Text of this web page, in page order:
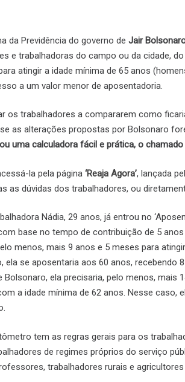
da Previdência do governo deJair
e trabalhadoras do campo ou da cidade,
atingir a idade mínima de 65 anos
a um valor menor de aposentadoria.
os trabalhadores a compararem como
as alterações propostas por Bolsonaro
uma calculadora fácil e prática, o chamado
la pela página‘Reaja Agora’, lançada
as dúvidas dos trabalhadores, ou
Nádia, 29 anos, já entrou no
base no tempo de contribuição de 5
menos, mais 9 anos e 5 meses para
ela se aposentaria aos 60 anos, recebendo
Bolsonaro, ela precisaria, pelo menos, mais
a idade mínima de 62 anos. Nesse caso,
tem as regras gerais para os
de regimes próprios do serviço
trabalhadores rurais e